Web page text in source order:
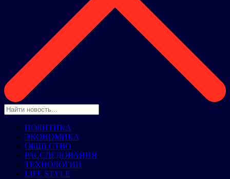
ПОЛИТИКА
ЭКОНОМИКА
ОБЩЕСТВО
РАССЛЕДОВАНИЯ
ТЕХНОЛОГИИ
LIFE STYLE